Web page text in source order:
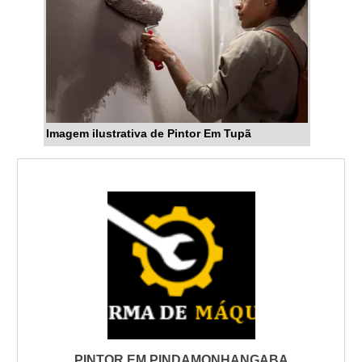
locais. Negocie descontos por volume ou
combinações (paredes + tetos). Registre tudo por
escrito e peça notas fiscais; assegure-se de que o
valor final reflita exatamente os itens listados no
orçamento.
Exigir detalhamento: materiais, demãos, mão de
Solicitar garantia e nota fiscal para validar preço
Priorize propostas com itemização e garantia; elas
reduzem retrabalho e custos ocultos em Tupã.
Ao comparar pintores em Tupã, escolha a proposta
Imagem ilustrativa de Pintor Em Tupã